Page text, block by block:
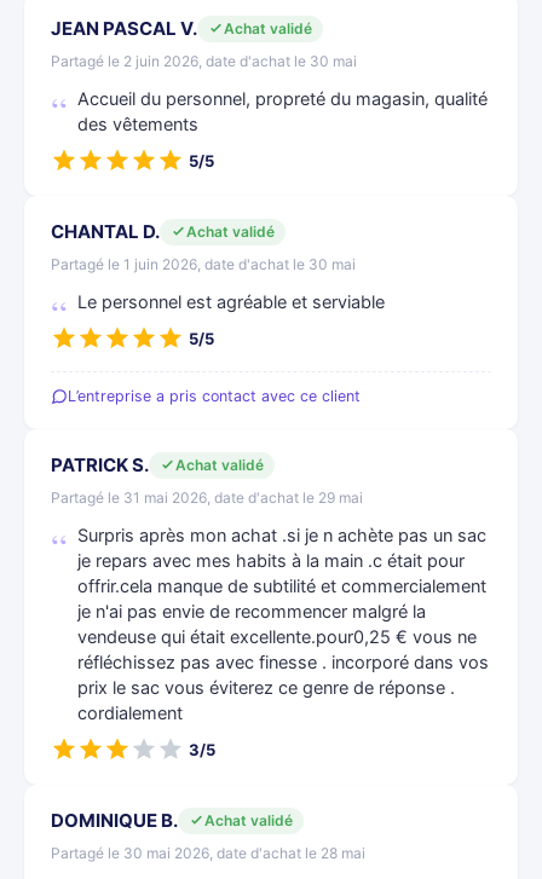
JEAN PASCAL V.
Achat validé
Partagé le 2 juin 2026, date d'achat le 30 mai
Accueil du personnel, propreté du magasin, qualité
des vêtements
5/5
CHANTAL D.
Achat validé
Partagé le 1 juin 2026, date d'achat le 30 mai
Le personnel est agréable et serviable
5/5
L’entreprise a pris contact avec ce client
PATRICK S.
Achat validé
Partagé le 31 mai 2026, date d'achat le 29 mai
Surpris après mon achat .si je n achète pas un sac
je repars avec mes habits à la main .c était pour
offrir.cela manque de subtilité et commercialement
je n'ai pas envie de recommencer malgré la
vendeuse qui était excellente.pour0,25 € vous ne
réfléchissez pas avec finesse . incorporé dans vos
prix le sac vous éviterez ce genre de réponse .
cordialement
3/5
DOMINIQUE B.
Achat validé
Partagé le 30 mai 2026, date d'achat le 28 mai